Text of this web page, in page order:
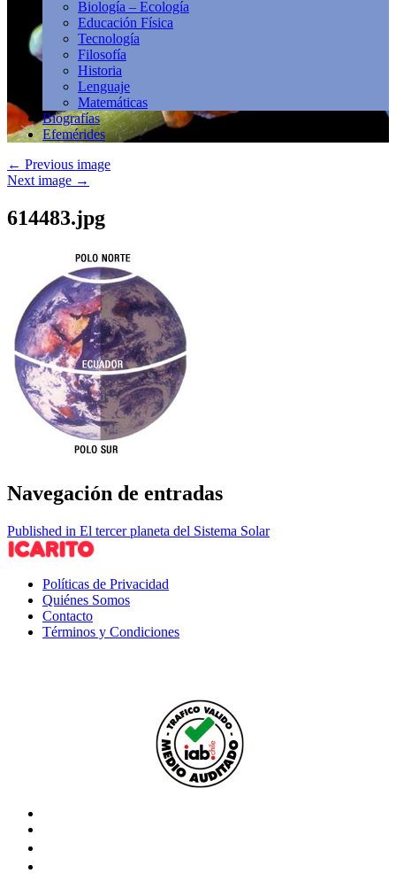
Biología – Ecología
Educación Física
Tecnología
Filosofía
Historia
Lenguaje
Matemáticas
Biografías
Efemérides
← Previous image
Next image →
614483.jpg
Navegación de entradas
Published in El tercer planeta del Sistema Solar
Políticas de Privacidad
Quiénes Somos
Contacto
Términos y Condiciones